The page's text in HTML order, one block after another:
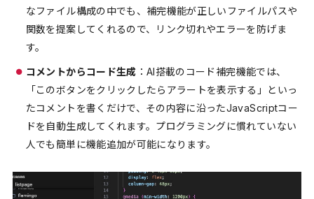
なファイル構成の中でも、補完機能が正しいファイルパスや
関数を提案してくれるので、リンク切れやエラーを防げま
す。
コメントからコード生成 ：AI搭載のコード補完機能では、
「このボタンをクリックしたらアラートを表示する」といっ
たコメントを書くだけで、その内容に沿ったJavaScriptコー
ドを自動生成してくれます。プログラミングに慣れていない
人でも簡単に機能追加が可能になります。